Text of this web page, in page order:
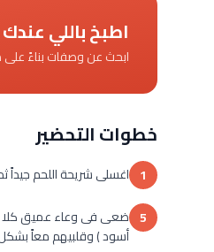
اطبخ باللي عندك
ابحث عن وصفات بناءً على
خطوات التحضير
1 اغسلى شريحة اللحم جيداً
5 ضعى فى وعاء عميق كلا
أسود ) وقلبيهم معاً